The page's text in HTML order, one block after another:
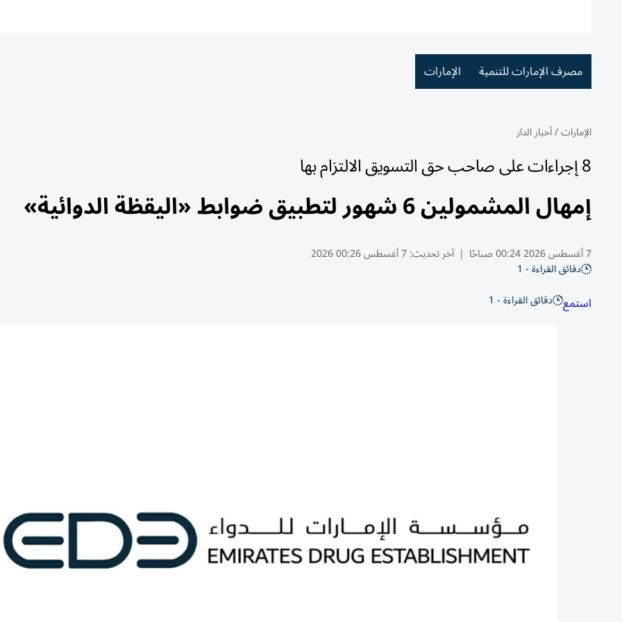
مصرف الإمارات للتنمية الإمارات
الإمارات/أخبار الدار
8 إجراءات على صاحب حق التسويق الالتزام بها
إمهال المشمولين 6 شهور لتطبيق ضوابط «اليقظة الدوائية»
7 أغسطس 2026 00:24 صباحًا | آخر تحديث:7 أغسطس 00:26 2026
دقائق القراءة - 1
استمع دقائق القراءة - 1